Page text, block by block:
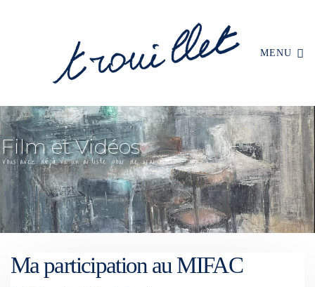
MENU
Ma participation au MIFAC